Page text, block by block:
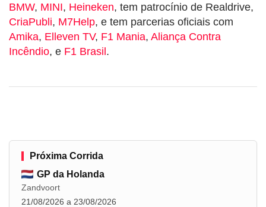
BMW, MINI, Heineken, tem patrocínio de Realdrive,
CriaPubli, M7Help, e tem parcerias oficiais com
Amika, Elleven TV, F1 Mania, Aliança Contra
Incêndio, e F1 Brasil.
Próxima Corrida
GP da Holanda
Zandvoort
21/08/2026 a 23/08/2026